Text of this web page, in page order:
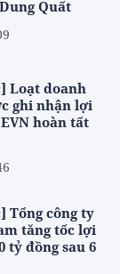
Quất
ghi nhận lợi
hoàn tất
tăng tốc lợi
tỷ đồng sau 6